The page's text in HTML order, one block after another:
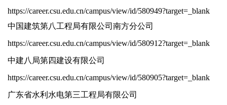
https://career.csu.edu.cn/campus/view/id/580949?target=_blank
中国建筑第八工程局有限公司南方分公司
https://career.csu.edu.cn/campus/view/id/580912?target=_blank
中建八局第四建设有限公司
https://career.csu.edu.cn/campus/view/id/580905?target=_blank
广东省水利水电第三工程局有限公司